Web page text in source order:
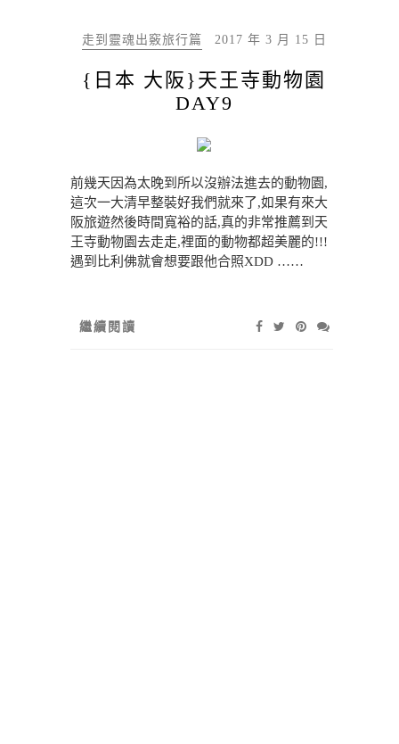
走到靈魂出竅旅行篇 2017 年 3 月 15 日
{日本 大阪}天王寺動物園
DAY9
前幾天因為太晚到所以沒辦法進去的動物園,
這次一大清早整裝好我們就來了,如果有來大
阪旅遊然後時間寬裕的話,真的非常推薦到天
王寺動物園去走走,裡面的動物都超美麗的!!!
遇到比利佛就會想要跟他合照XDD ……
繼續閱讀